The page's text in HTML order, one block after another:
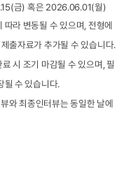
금) 혹은 2026.06.01(월)
따라 변동될 수 있으며, 전형에
출자료가 추가될 수 있습니다.
시 조기 마감될 수 있으며, 필
될 수 있습니다.
와 최종인터뷰는 동일한 날에